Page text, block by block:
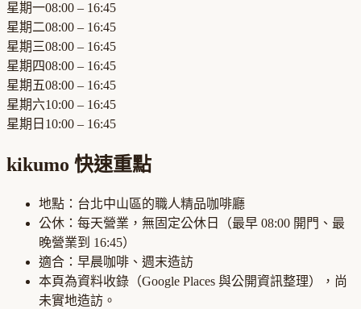
星期一08:00 – 16:45
星期二08:00 – 16:45
星期三08:00 – 16:45
星期四08:00 – 16:45
星期五08:00 – 16:45
星期六10:00 – 16:45
星期日 10:00 – 16:45
kikumo 快速重點
地點： 台北中山區的職人精品咖啡廳
公休： 每天營業，無固定公休日 （最早 08:00 開門、最
晚營業到 16:45）
適合： 早晨咖啡、週末造訪
本頁為資料收錄（Google Places 與公開資訊整理），尚
未實地造訪。